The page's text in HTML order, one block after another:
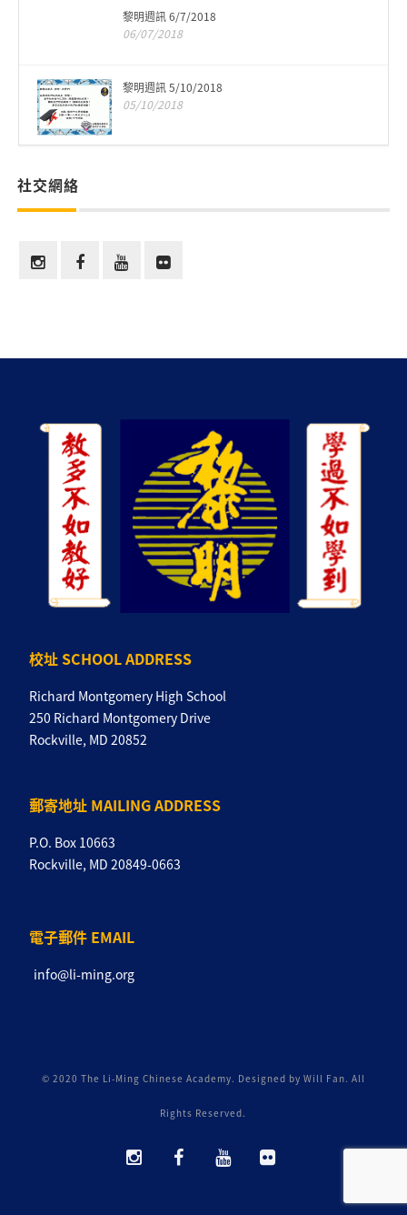
黎明週訊 6/7/2018
06/07/2018
黎明週訊 5/10/2018
05/10/2018
社交網絡
校址 SCHOOL ADDRESS
Richard Montgomery High School
250 Richard Montgomery Drive
Rockville, MD 20852
郵寄地址 MAILING ADDRESS
P.O. Box 10663
Rockville, MD 20849-0663
電子郵件 EMAIL
info@li-ming.org
© 2020 The Li-Ming Chinese Academy. Designed by Will Fan. All
Rights Reserved.